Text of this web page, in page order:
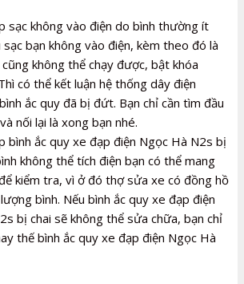
sạc không vào điện do bình thường ít
sạc bạn không vào điện, kèm theo đó là
không thể chạy được, bật khóa
có thể kết luận hệ thống dây điện
ắc quy đã bị đứt. Bạn chỉ cần tìm đầu
nối lại là xong bạn nhé.
bình ắc quy xe đạp điện Ngọc Hà N2s bị
không thể tích điện bạn có thể mang
kiểm tra, vì ở đó thợ sửa xe có đồng hồ
bình. Nếu bình ắc quy xe đạp điện
bị chai sẽ không thể sửa chữa, bạn chỉ
thế bình ắc quy xe đạp điện Ngọc Hà